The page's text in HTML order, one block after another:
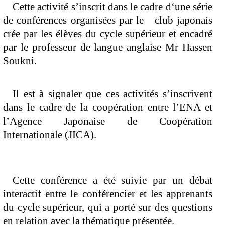
Cette activité s’inscrit dans le cadre d‘une série
de conférences organisées par le   club japonais
crée par les élèves du cycle supérieur et encadré
par le professeur de langue anglaise Mr Hassen
Soukni.
Il est à signaler que ces activités s’inscrivent
dans le cadre de la coopération entre l’ENA et
l’Agence Japonaise de Coopération
Internationale (JICA).
Cette conférence a été suivie par un débat
interactif entre le conférencier et les apprenants
du cycle supérieur, qui a porté sur des questions
en relation avec la thématique présentée.